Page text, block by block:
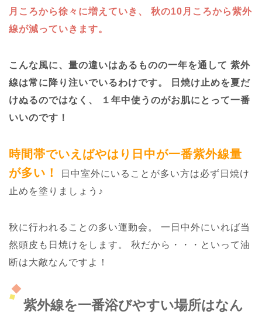
月ころから徐々に増えていき、
秋の10月ころから紫外
線が減っていきます。
こんな風に、量の違いはあるものの一年を通して 紫外
線は常に降り注いでいるわけです。
日焼け止めを夏だ
けぬるのではなく、
１年中使うのがお肌にとって一番
いいのです！
時間帯でいえばやはり日中が一番紫外線量
が多い！
日中室外にいることが多い方は必ず日焼け
止めを塗りましょう♪
秋に行われることの多い運動会。
一日中外にいれば当
然頭皮も日焼けをします。
秋だから・・・といって油
断は大敵なんですよ！
紫外線を一番浴びやすい場所はなん